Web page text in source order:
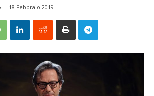
- 18 Febbraio 2019